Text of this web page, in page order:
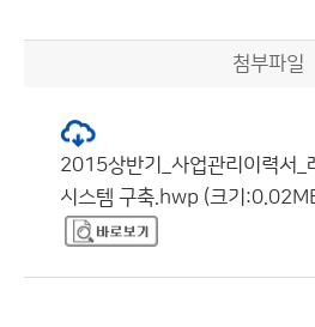
첨부파일
2015상반기_사업관리이력서_
시스템 구축.hwp (크기